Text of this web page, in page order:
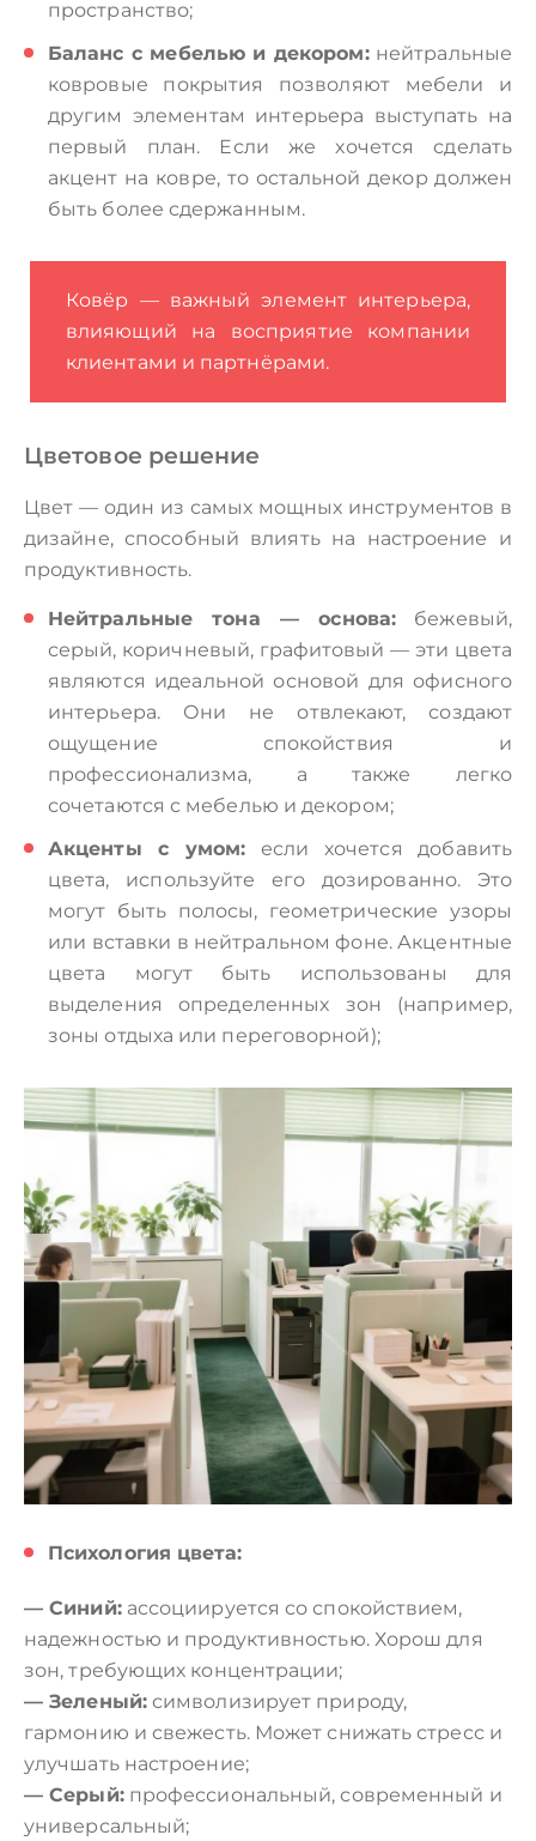
пространство;
Баланс с мебелью и декором:нейтральные
ковровые покрытия позволяют мебели и
другим элементам интерьера выступать на
первый план. Если же хочется сделать
акцент на ковре, то остальной декор должен
быть более сдержанным.
Ковёр — важный элемент интерьера,
влияющий на восприятие компании
клиентами и партнёрами.
Цветовое решение
Цвет — один из самых мощных инструментов в
дизайне, способный влиять на настроение и
продуктивность.
Нейтральные тона — основа:бежевый,
серый, коричневый, графитовый — эти цвета
являются идеальной основой для офисного
интерьера. Они не отвлекают, создают
ощущение спокойствия и
профессионализма, а также легко
сочетаются с мебелью и декором;
Акценты с умом: если хочется добавить
цвета, используйте его дозированно. Это
могут быть полосы, геометрические узоры
или вставки в нейтральном фоне. Акцентные
цвета могут быть использованы для
выделения определенных зон (например,
зоны отдыха или переговорной);
Психология цвета:
— Синий:ассоциируется со спокойствием,
надежностью и продуктивностью. Хорош для
зон, требующих концентрации;
— Зеленый:символизирует природу,
гармонию и свежесть. Может снижать стресс и
улучшать настроение;
— Серый:профессиональный, современный и
универсальный;